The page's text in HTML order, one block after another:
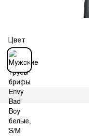
Цвет